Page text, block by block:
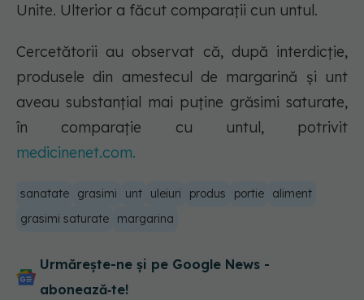
Unite. Ulterior a făcut comparații cun untul.
Cercetătorii au observat că, după interdicție,
produsele din amestecul de margarină și unt
aveau substanțial mai puține grăsimi saturate,
în comparație cu untul, potrivit
medicinenet.com.
sanatate grasimi unt uleiuri produs portie
aliment
grasimi saturate
margarina
Urmărește-ne și pe Google News -
abonează‑te!